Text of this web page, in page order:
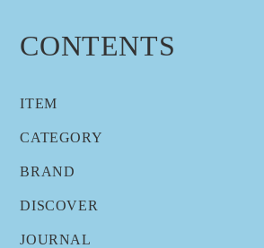
CONTENTS
ITEM
CATEGORY
BRAND
DISCOVER
JOURNAL